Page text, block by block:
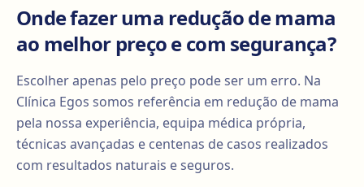
Onde fazer uma redução de mama
ao melhor preço e com segurança?
Escolher apenas pelo preço pode ser um erro. Na
Clínica Egos somos referência em redução de mama
pela nossa experiência, equipa médica própria,
técnicas avançadas e centenas de casos realizados
com resultados naturais e seguros.